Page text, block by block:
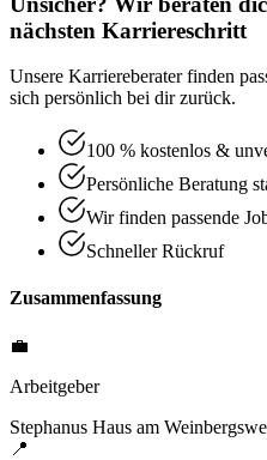
nächsten Karriereschritt
Unsere Karriereberater finden
sich persönlich bei dir zurück.
100 % kostenlos &
Persönliche Beratung
Wir finden passende
Schneller Rückruf
Zusammenfassung
💼
Arbeitgeber
Stephanus Haus am
📍